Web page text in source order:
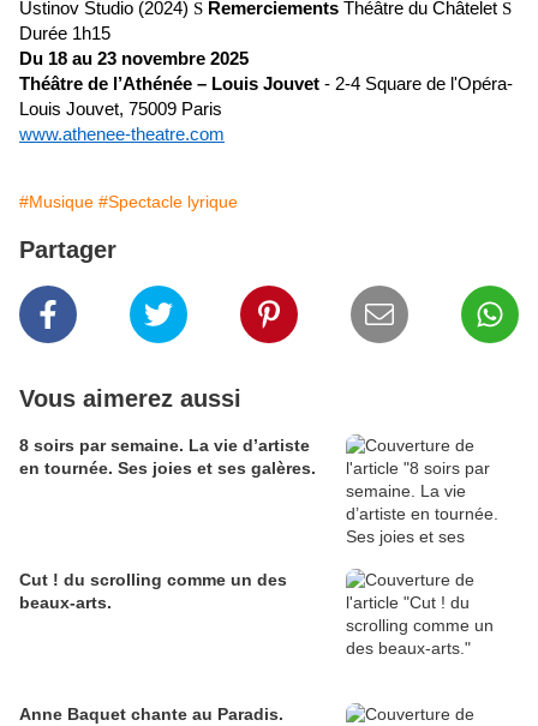
Ustinov Studio (2024) S Remerciements Théâtre du Châtelet S
Durée 1h15
Du 18 au 23 novembre 2025
Théâtre de l’Athénée – Louis Jouvet - 2-4 Square de l'Opéra-
Louis Jouvet, 75009 Paris
www.athenee-theatre.com
#Musique #Spectacle lyrique
Partager
Vous aimerez aussi
8 soirs par semaine. La vie d’artiste
en tournée. Ses joies et ses galères.
Cut ! du scrolling comme un des
beaux-arts.
Anne Baquet chante au Paradis.